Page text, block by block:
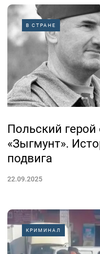
В СТРАНЕ
Польский
«Зыгмунт».
подвига
22.09.2025
КРИМИНАЛ